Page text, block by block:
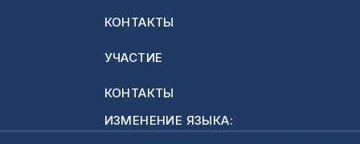
отсутствие
ценности, которые
еще сохранились.
Два дня назад…
КОНТАКТЫ
УЧАСТИЕ
КОНТАКТЫ
ИЗМЕНЕНИЕ ЯЗЫКА: